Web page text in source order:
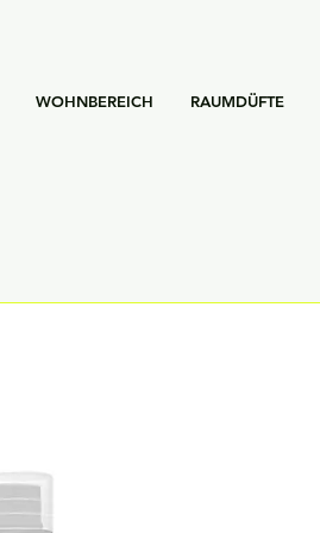
WOHNBEREICH RAUMDÜFTE